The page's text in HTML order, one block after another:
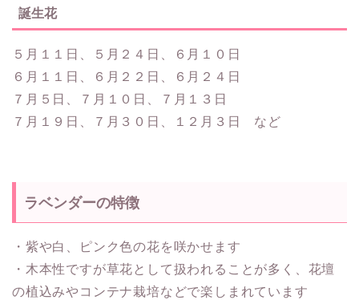
誕生花
５月１１日、５月２４日、６月１０日
６月１１日、６月２２日、６月２４日
７月５日、７月１０日、７月１３日
７月１９日、７月３０日、１２月３日 など
ラベンダーの特徴
・紫や白、ピンク色の花を咲かせます
・木本性ですが草花として扱われることが多く、花壇
の植込みやコンテナ栽培などで楽しまれています